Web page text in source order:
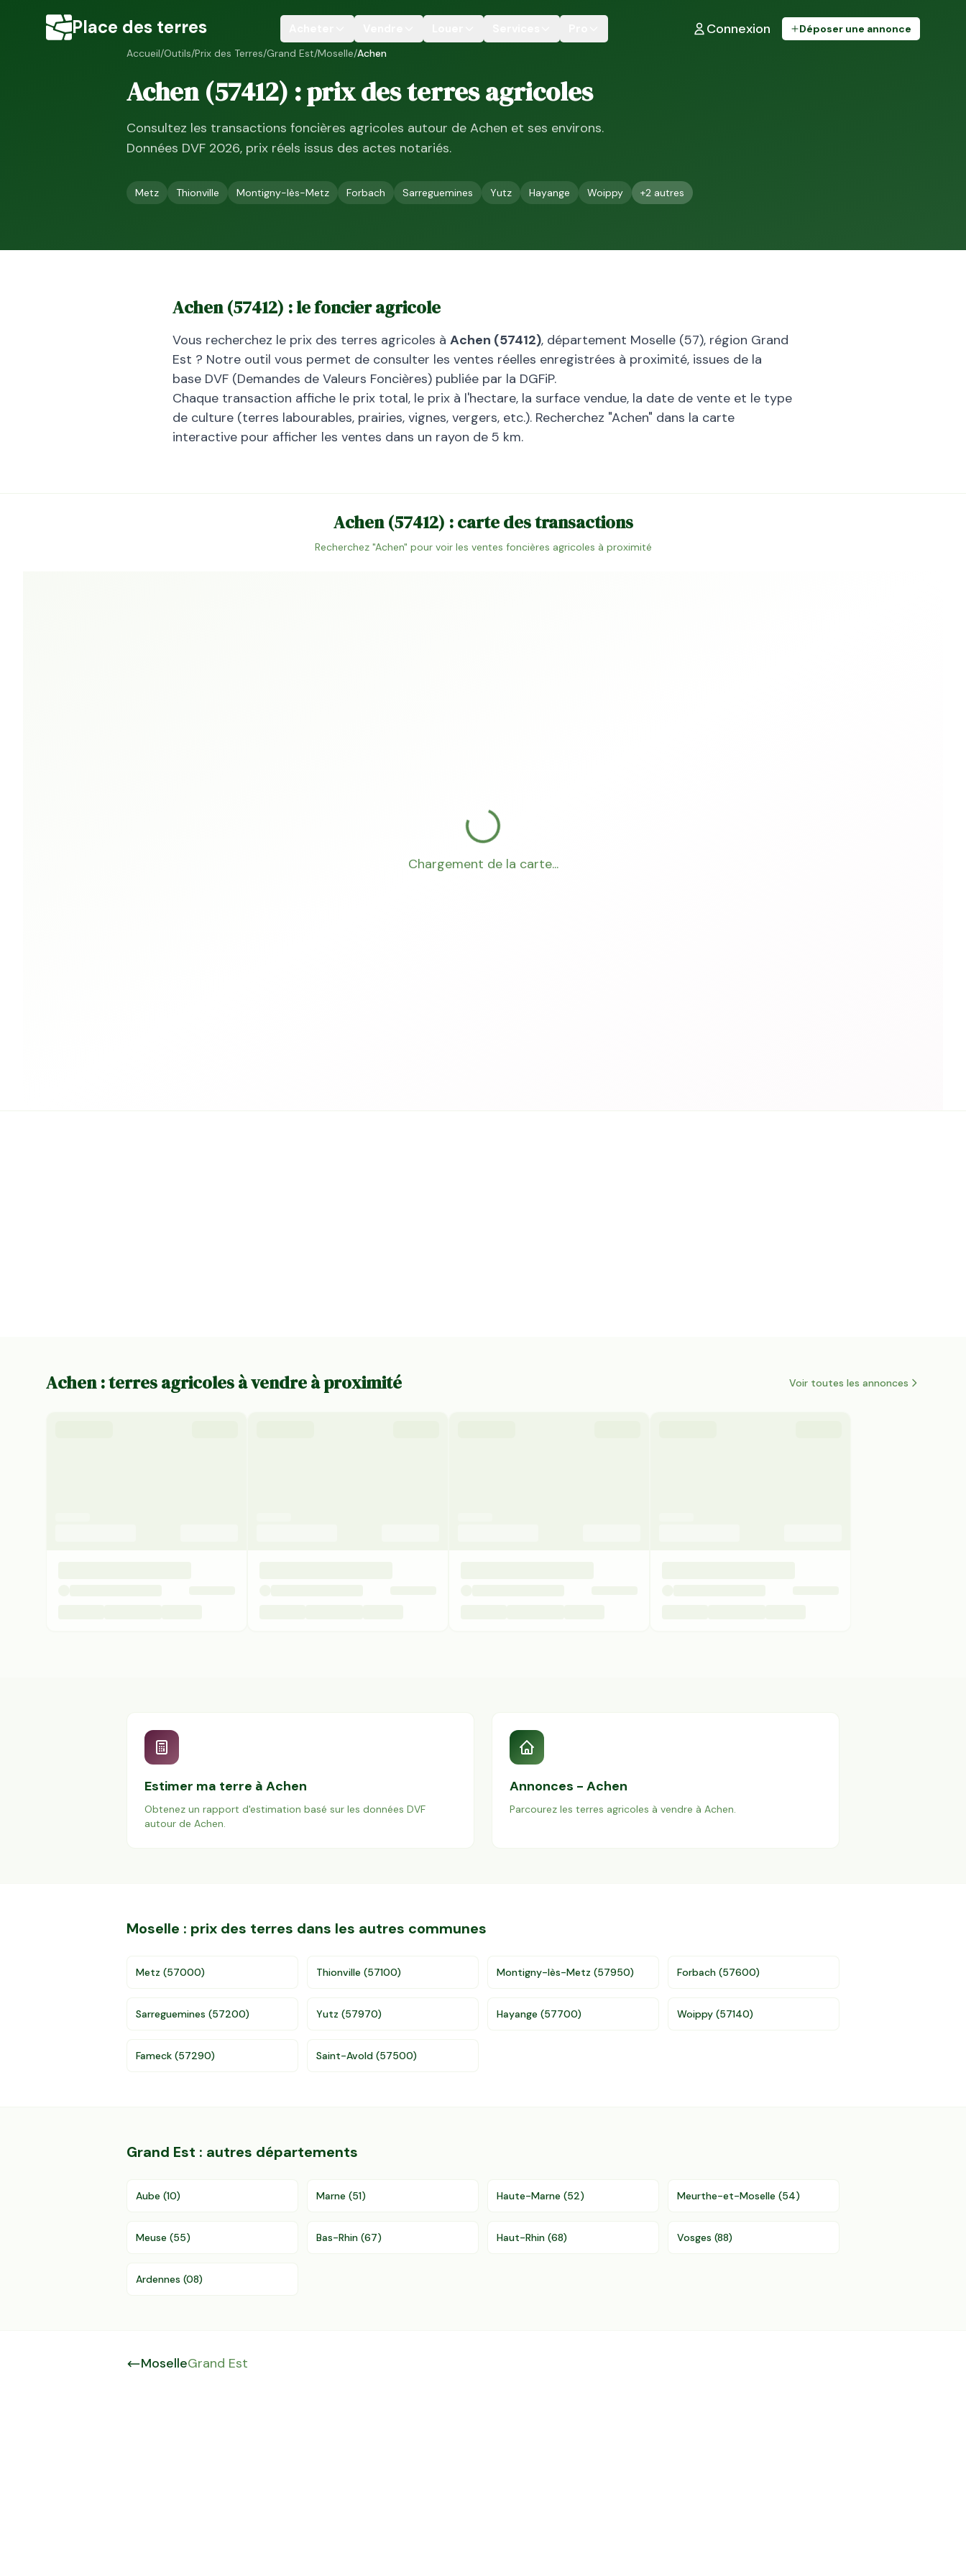
Place des terres Connexion
Déposer une annonce
Accueil/Outils/Prix des Terres/Grand Est/Moselle/Achen
Achen(57412) : prix des terres agricoles
Consultez les transactions foncières agricoles autour de Achen et ses environs.
Données DVF 2026, prix réels issus des actes notariés.
Metz Thionville Montigny-lès-Metz Forbach Sarreguemines Yutz Hayange Woippy +2 autres
Achen(57412) : le foncier agricole
Vous recherchez le prix des terres agricoles à Achen (57412), département Moselle (57), région Grand
Est ? Notre outil vous permet de consulter les ventes réelles enregistrées à proximité, issues de la
base DVF (Demandes de Valeurs Foncières) publiée par la DGFiP.
Chaque transaction affiche le prix total, le prix à l'hectare, la surface vendue, la date de vente et le type
de culture (terres labourables, prairies, vignes, vergers, etc.). Recherchez "Achen" dans la carte
interactive pour afficher les ventes dans un rayon de 5 km.
Achen(57412) : carte des transactions
Recherchez "Achen" pour voir les ventes foncières agricoles à proximité
Chargement de la carte...
Achen : terres agricoles à vendre à proximité Voir toutes les annonces
Estimer ma terre à Achen
Obtenez un rapport d'estimation basé sur les données DVF
autour de Achen.
Annonces - Achen
Parcourez les terres agricoles à vendre à Achen.
Moselle : prix des terres dans les autres communes
Metz (57000) Thionville (57100) Montigny-lès-Metz (57950) Forbach (57600)
Sarreguemines (57200) Yutz (57970) Hayange (57700) Woippy (57140)
Fameck (57290) Saint-Avold (57500)
Grand Est : autres départements
Aube (10) Marne (51) Haute-Marne (52) Meurthe-et-Moselle (54)
Meuse (55) Bas-Rhin (67) Haut-Rhin (68) Vosges (88)
Ardennes (08)
MoselleGrand Est